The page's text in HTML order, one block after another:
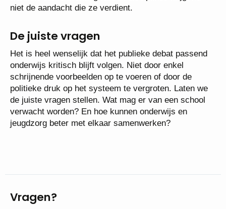
niet de aandacht die ze verdient.
De juiste vragen
Het is heel wenselijk dat het publieke debat passend
onderwijs kritisch blijft volgen. Niet door enkel
schrijnende voorbeelden op te voeren of door de
politieke druk op het systeem te vergroten. Laten we
de juiste vragen stellen. Wat mag er van een school
verwacht worden? En hoe kunnen onderwijs en
jeugdzorg beter met elkaar samenwerken?
Vragen?